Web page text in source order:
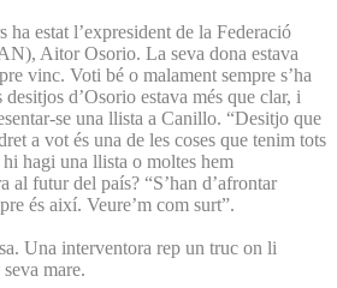
ha estat l’expresident de la Federació
Aitor Osorio. La seva dona estava
vinc. Voti bé o malament sempre s’ha
d’Osorio estava més que clar, i
se una llista a Canillo. “Desitjo que
a vot és una de les coses que tenim tots
hagi una llista o moltes hem
al futur del país? “S’han d’afrontar
és així. Veure’m com surt”.
Una interventora rep un truc on li
mare.